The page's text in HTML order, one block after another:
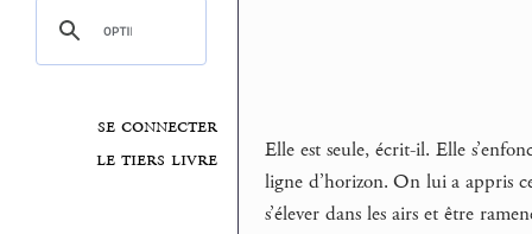
se connecter
le tiers livre
Elle est seule, écrit-il. Elle
ligne d’horizon. On lui a appris
s’élever dans les airs et être